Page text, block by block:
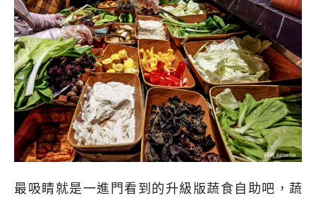
最吸睛就是一進門看到的升級版蔬食自助吧，蔬